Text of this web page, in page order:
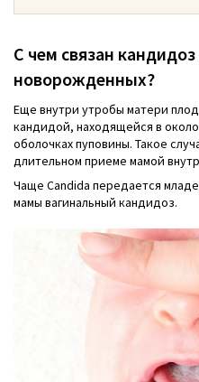
С чем связан
новорожденных?
Еще внутри утробы матери
кандидой, находящейся в
оболочках пуповины. Такое
длительном приеме мамой
Чаще Candida передается
мамы вагинальный кандидоз.